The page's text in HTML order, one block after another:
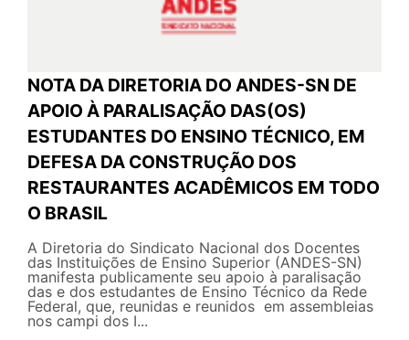
NOTA DA DIRETORIA DO ANDES-SN DE
APOIO À PARALISAÇÃO DAS(OS)
ESTUDANTES DO ENSINO TÉCNICO, EM
DEFESA DA CONSTRUÇÃO DOS
RESTAURANTES ACADÊMICOS EM TODO
O BRASIL
A Diretoria do Sindicato Nacional dos Docentes
das Instituições de Ensino Superior (ANDES-SN)
manifesta publicamente seu apoio à paralisação
das e dos estudantes de Ensino Técnico da Rede
Federal, que, reunidas e reunidos em assembleias
nos campi dos I...